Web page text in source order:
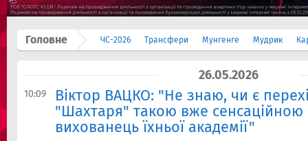
Головне ЧС-2026 Трансфери Мунгенге Мудрик
26.05.2026
10:09
Віктор ВАЦКО: "Не знаю, чи є
"Шахтаря" такою вже
вихованець їхньої академії"